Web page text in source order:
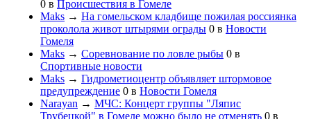
0 в Происшествия в Гомеле
Maks → На гомельском кладбище пожилая россиянка
проколола живот штырями ограды 0 в Новости
Гомеля
Maks → Соревнование по ловле рыбы 0 в
Спортивные новости
Maks → Гидрометиоцентр объявляет штормовое
предупреждение 0 в Новости Гомеля
Narayan → МЧС: Концерт группы "Ляпис
Трубецкой" в Гомеле можно было не отменять 0 в